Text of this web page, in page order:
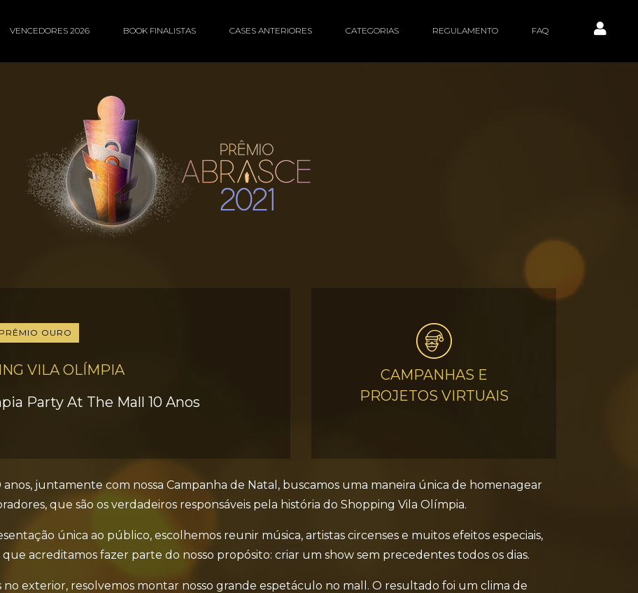
VENCEDORES 2026 BOOK FINALISTAS CASES ANTERIORES CATEGORIAS REGULAMENTO FAQ
PRÊMIO OURO
VILA OLÍMPIA
Party At The Mall 10 Anos
CAMPANHAS E
PROJETOS VIRTUAIS
anos, juntamente com nossa Campanha de Natal, buscamos uma maneira única de homenagear
que são os verdadeiros responsáveis pela história do Shopping Vila Olímpia.
única ao público, escolhemos reunir música, artistas circenses e muitos efeitos especiais,
acreditamos fazer parte do nosso propósito: criar um show sem precedentes todos os dias.
no exterior, resolvemos montar nosso grande espetáculo no mall. O resultado foi um clima de